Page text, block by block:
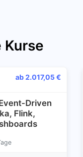
Kurse
ab 2.017,05 €
Driven
Flink,